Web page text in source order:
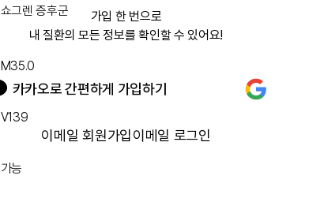
쇼그렌 증후군
M35.0
V139
가능
가입 한 번으로
내 질환의 모든 정보를 확인할 수 있어요!
카카오로 간편하게 가입하기
이메일 회원가입이메일 로그인